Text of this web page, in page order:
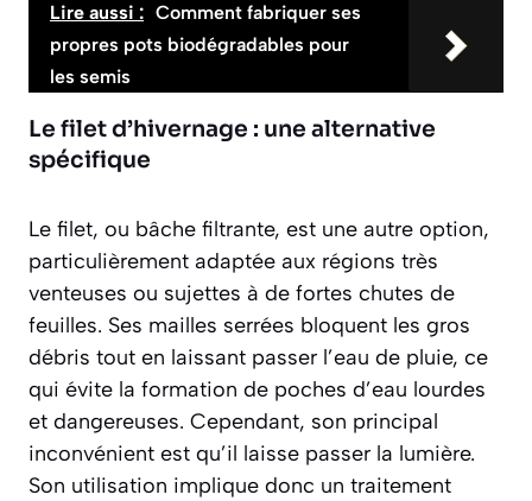
Lire aussi : Comment fabriquer ses
propres pots biodégradables pour
les semis
Le filet d’hivernage : une alternative
spécifique
Le filet, ou bâche filtrante, est une autre option,
particulièrement adaptée aux régions très
venteuses ou sujettes à de fortes chutes de
feuilles. Ses mailles serrées bloquent les gros
débris tout en laissant passer l’eau de pluie, ce
qui évite la formation de poches d’eau lourdes
et dangereuses. Cependant, son principal
inconvénient est qu’il laisse passer la lumière.
Son utilisation implique donc un traitement